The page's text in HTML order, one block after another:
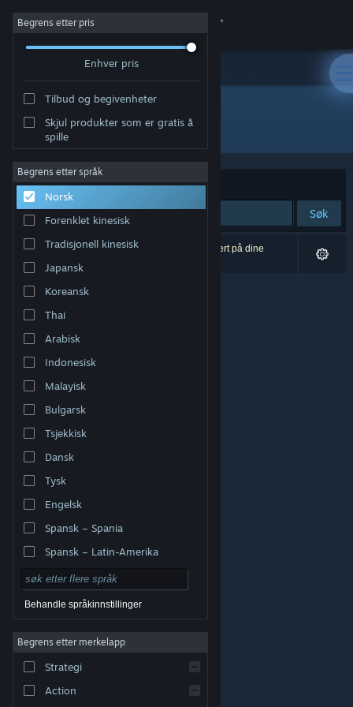
Logg inn
Om
Kundestøtte
Bytt språk
Skaff deg Steam-appen på mobil
Vis skrivebordsversjon
© Valve Corporation. Alle rettigheter reservert. Alle
Retningslinjer for personvern
Tilgjengelighet
|Steams abonnementsavtale
Refusjoner
Begrens etter pris
Enhver pris
Tilbud og begivenheter
Skjul produkter som er gratis å
spille
Begrens etter språk
Norsk
Forenklet kinesisk
Tradisjonell kinesisk
Japansk
Koreansk
Thai
Arabisk
Indonesisk
Malayisk
Bulgarsk
Tsjekkisk
Dansk
Tysk
Engelsk
Spansk – Spania
Spansk – Latin-Amerika
Behandle språkinnstillinger
Begrens etter merkelapp
Strategi
Action
Utgiver: 夢幻泡影リョウショウカカン
Sorter etter Relevans
Søk
0 treff på søket. 3 produkter er blitt utelukket basert på dine
innstillinger.